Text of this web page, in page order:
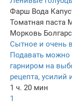
Фарш Вода
Томатная паста
Морковь
Сытное и очень
Подавать можно
гарниром на
рецепта, усилий
1 ч. 20 мин
1